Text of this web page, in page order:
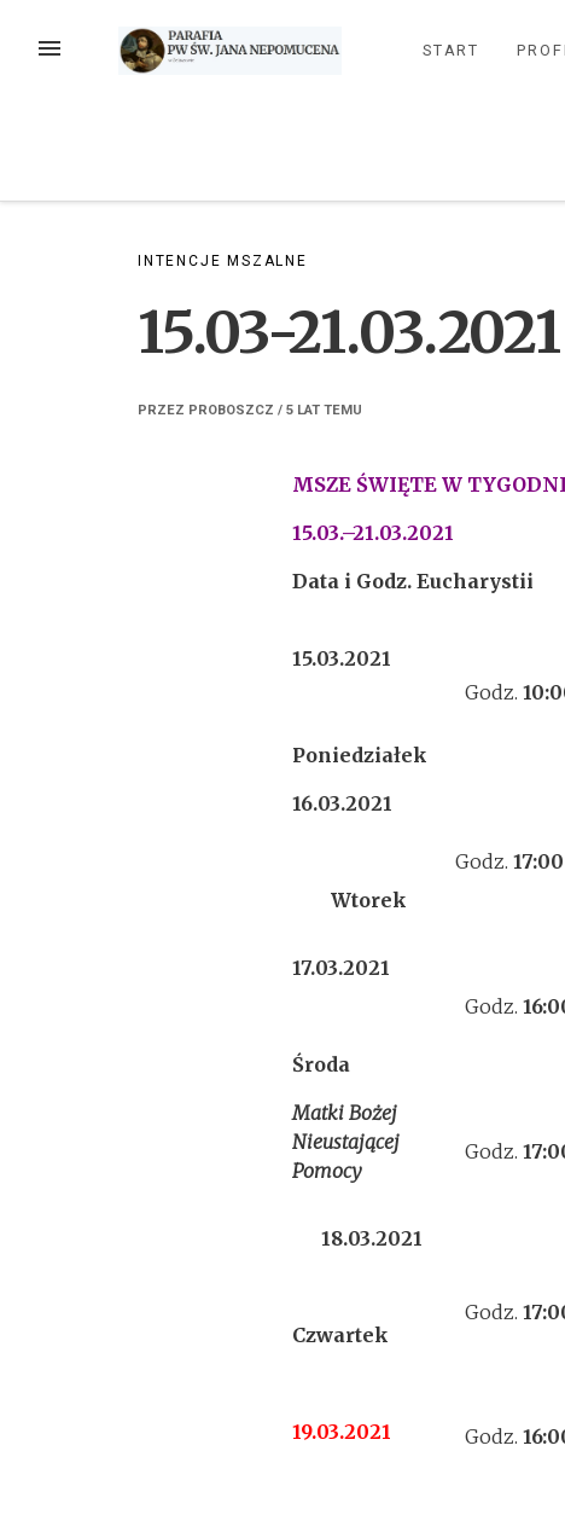
MENU START
INTENCJE MSZALNE
15.03-21.03.2021
PRZEZ PROBOSZCZ / 5 LAT TEMU
MSZE ŚWIĘTE W
15.03.–21.03.2021
Data i Godz. Eucharystii
15.03.2021
Poniedziałek
Godz.
16.03.2021
Wtorek
Godz.17:00
17.03.2021
Środa
Matki Bożej
Nieustającej
Pomocy
Godz.
Godz.
18.03.2021
Czwartek
Godz.
19.03.2021 Godz.